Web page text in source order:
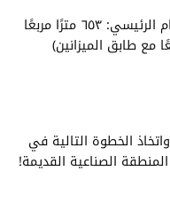
المساحة: ٧٧٥ مترًا مربعًا (مساحة الحمام الرئيسي: ٦٥٣ مترًا مربعًا
الخطوة التالية في
الصناعية القديمة!